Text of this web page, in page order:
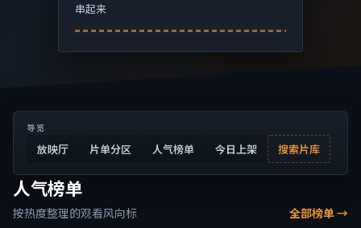
串起来
导览
放映厅 片单分区 人气榜单 今日上架 搜索片库
人气榜单
按热度整理的观看风向标 全部榜单 →